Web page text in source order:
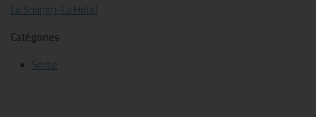
Le Shangri-La Hotel
Catégories
Sortie